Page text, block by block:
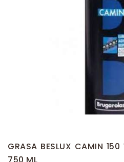
GRASA BESLUX CAMIN 150